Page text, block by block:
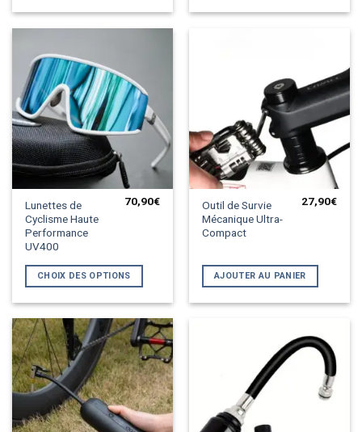
sur
la
page
du
produit
produit
Lunettes de
Cyclisme Haute
Performance
UV400
70,90€
CHOIX DES OPTIONS
Ce
produit
a
plusieurs
variations.
Les
options
peuvent
être
choisies
sur
la
du
Outil de Survie
Mécanique Ultra-
Compact
27,90€
AJOUTER AU PANIER